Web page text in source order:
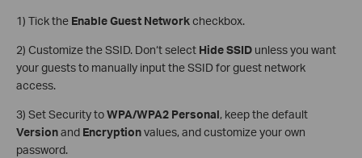
1) Tick the Enable Guest Networkcheckbox.
2) Customize the SSID. Don‘t select Hide SSID unless you want
your guests to manually input the SSID for guest network
access.
3) Set Security toWPA/WPA2 Personal, keep the default
Versionand Encryptionvalues, and customize your own
password.